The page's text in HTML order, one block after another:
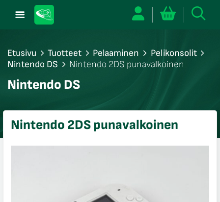
Etusivu Tuotteet Pelaaminen
Pelikonsolit
Nintendo DS
Nintendo 2DS punavalkoinen
Nintendo DS
Nintendo 2DS punavalkoinen
sulje
sulje